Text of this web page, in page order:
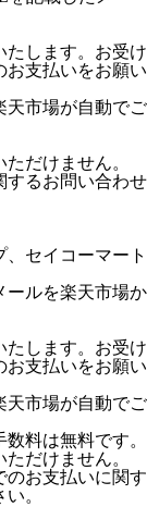
たします。お受け
お支払いをお願い
天市場が自動でご
だけません。
るお問い合わせ
セイコーマート
ールを楽天市場か
たします。お受け
お支払いをお願い
天市場が自動でご
料は無料です。
だけません。
お支払いに関す
い。